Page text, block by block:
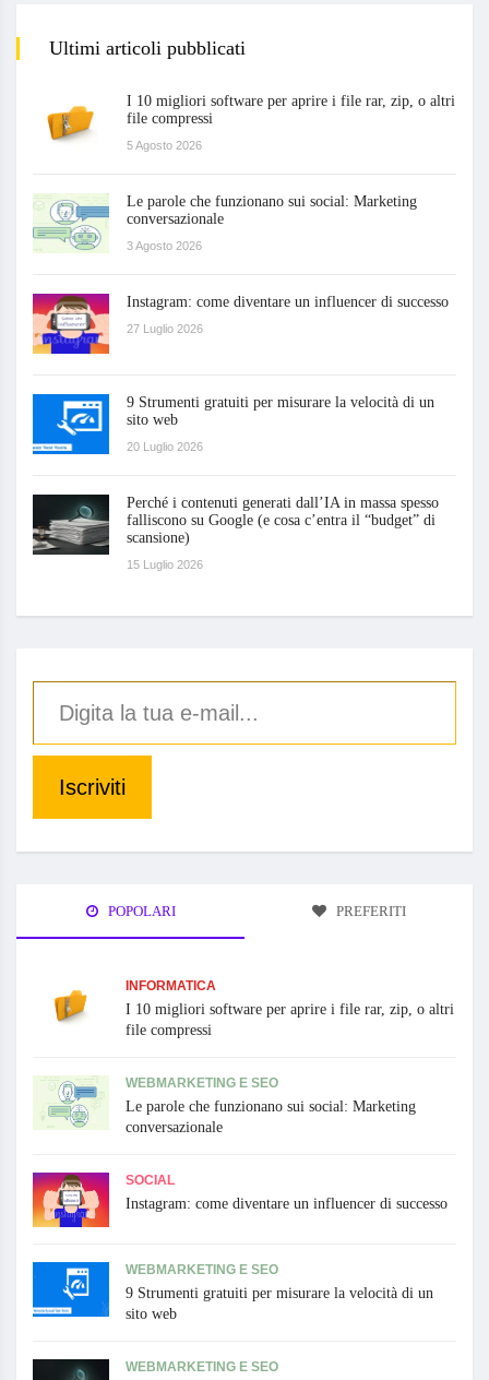
Ultimi articoli pubblicati
I 10 migliori software per aprire i file rar, zip, o altri
file compressi
5 Agosto 2026
Le parole che funzionano sui social: Marketing
conversazionale
3 Agosto 2026
Instagram: come diventare un influencer di successo
27 Luglio 2026
9 Strumenti gratuiti per misurare la velocità di un
sito web
20 Luglio 2026
Perché i contenuti generati dall’IA in massa spesso
falliscono su Google (e cosa c’entra il “budget” di
scansione)
15 Luglio 2026
Iscriviti
POPOLARI PREFERITI
INFORMATICA
I 10 migliori software per aprire i file rar, zip, o altri
file compressi
WEBMARKETING E SEO
Le parole che funzionano sui social: Marketing
conversazionale
SOCIAL
Instagram: come diventare un influencer di successo
WEBMARKETING E SEO
9 Strumenti gratuiti per misurare la velocità di un
sito web
WEBMARKETING E SEO